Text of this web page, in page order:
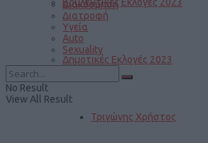
Δημοτικές Εκλογές 2023
Τριγώνης Χρήστος
Διακόσμηση
Διατροφή
Υγεία
Auto
Sexuality
No Result
View All Result